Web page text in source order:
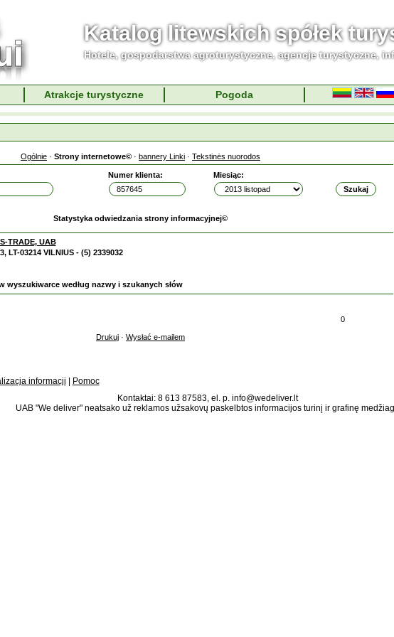
Katalog litewskich spółek
Hotele, gospodarstwa agroturystyczne, agencje turystyczne,
Atrakcje turystyczne Pogoda
Ogólnie · Strony internetowe© · bannery Linki · Tekstinės nuorodos
Numer klienta: Miesiąc:
Statystyka odwiedzania strony informacyjnej©
TRADE, UAB
LT-03214 VILNIUS - (5) 2339032
wyszukiwarce według nazwy i szukanych słów
0
Drukuj · Wysłać e-mailem
informacji
Pomoc
Kontaktai: 8 613 87583, el. p. info@wedeliver.lt
UAB "We deliver" neatsako už reklamos užsakovų paskelbtos informacijos turinį ir grafinę